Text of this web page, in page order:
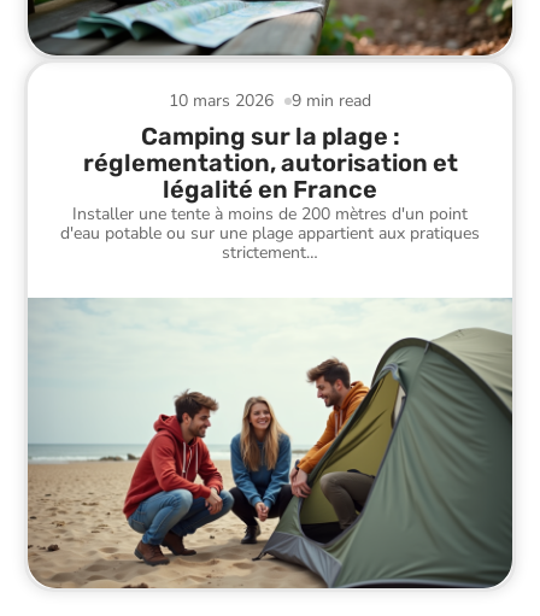
9 min read
10 mars 2026
Camping sur la plage :
réglementation, autorisation et
légalité en France
Installer une tente à moins de 200 mètres d'un point
d'eau potable ou sur une plage appartient aux pratiques
strictement…